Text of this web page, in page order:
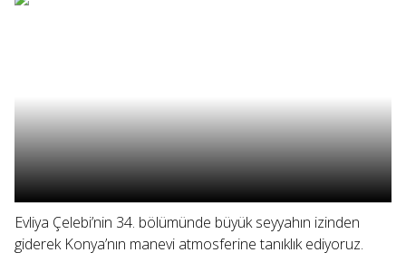
Evliya Çelebi’nin 34. bölümünde büyük seyyahın izinden
giderek Konya’nın manevi atmosferine tanıklık ediyoruz.